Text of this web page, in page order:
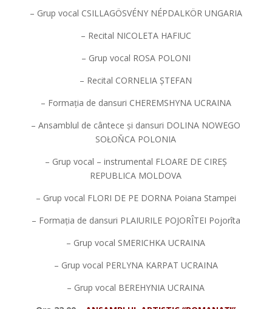
– Grup vocal CSILLAGÖSVÉNY NÉPDALKÖR UNGARIA
– Recital NICOLETA HAFIUC
– Grup vocal ROSA POLONI
– Recital CORNELIA ȘTEFAN
– Formația de dansuri CHEREMSHYNA UCRAINA
– Ansamblul de cântece și dansuri DOLINA NOWEGO
SOŁOŇCA POLONIA
– Grup vocal – instrumental FLOARE DE CIREȘ
REPUBLICA MOLDOVA
– Grup vocal FLORI DE PE DORNA Poiana Stampei
– Formația de dansuri PLAIURILE POJORÎTEI Pojorîta
– Grup vocal SMERICHKA UCRAINA
– Grup vocal PERLYNA KARPAT UCRAINA
– Grup vocal BEREHYNIA UCRAINA